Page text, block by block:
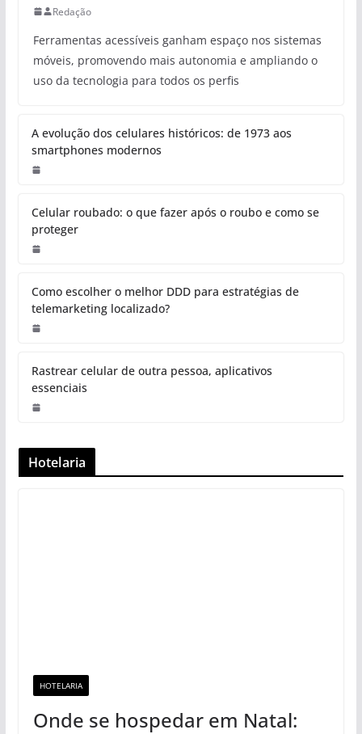
Redação
Ferramentas acessíveis ganham espaço nos sistemas
móveis, promovendo mais autonomia e ampliando o
uso da tecnologia para todos os perfis
A evolução dos celulares históricos: de 1973 aos
smartphones modernos
Celular roubado: o que fazer após o roubo e como se
proteger
Como escolher o melhor DDD para estratégias de
telemarketing localizado?
Rastrear celular de outra pessoa, aplicativos
essenciais
Hotelaria
HOTELARIA
Onde se hospedar em Natal: